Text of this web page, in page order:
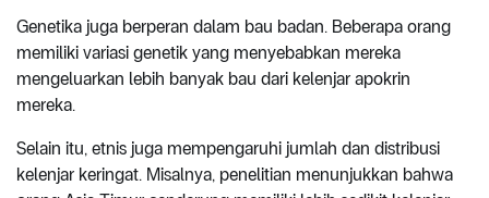
Genetika juga berperan dalam bau badan. Beberapa orang
memiliki variasi genetik yang menyebabkan mereka
mengeluarkan lebih banyak bau dari kelenjar apokrin
mereka.
Selain itu, etnis juga mempengaruhi jumlah dan distribusi
kelenjar keringat. Misalnya, penelitian menunjukkan bahwa